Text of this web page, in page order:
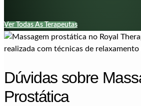
Ver Todas As Terapeutas
Dúvidas sobre
Prostática